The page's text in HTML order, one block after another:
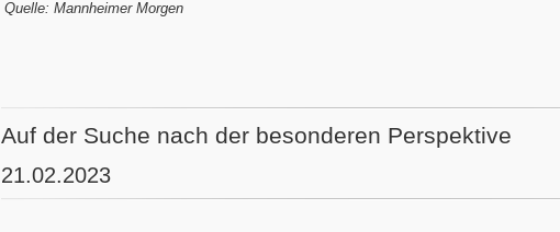
Quelle: Mannheimer Morgen
Auf der Suche nach der besonderen Perspektive
21.02.2023